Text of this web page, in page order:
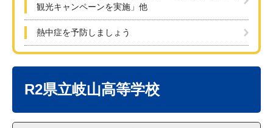
観光キャンペーンを実施」他
熱中症を予防しましょう
R2県立岐山高等学校